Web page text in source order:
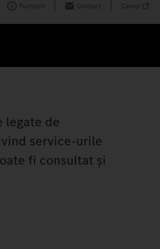
Furnizor Contact Career
legate de
service-urile
fi consultat și